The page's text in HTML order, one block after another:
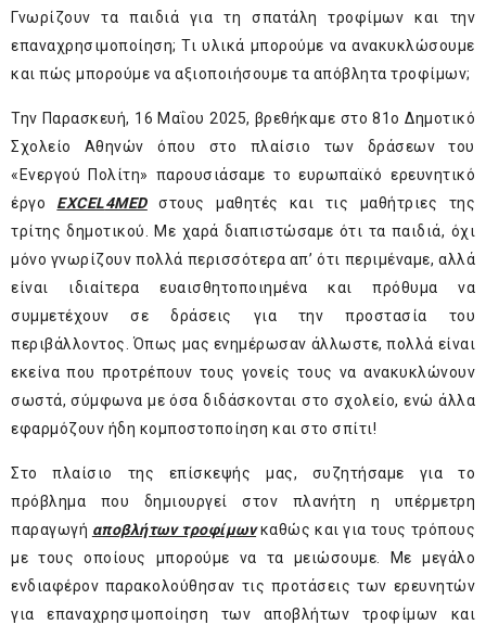
Γνωρίζουν τα παιδιά για τη σπατάλη τροφίμων και την
επαναχρησιμοποίηση; Τι υλικά μπορούμε να ανακυκλώσουμε
και πώς μπορούμε να αξιοποιήσουμε τα απόβλητα τροφίμων;
Την Παρασκευή, 16 Μαΐου 2025, βρεθήκαμε στο 81ο Δημοτικό
Σχολείο Αθηνών όπου στο πλαίσιο των δράσεων του
«Ενεργού Πολίτη» παρουσιάσαμε το ευρωπαϊκό ερευνητικό
έργο EXCEL4MED
στους μαθητές και τις μαθήτριες της
τρίτης δημοτικού. Με χαρά διαπιστώσαμε ότι τα παιδιά, όχι
μόνο γνωρίζουν πολλά περισσότερα απ’ ότι περιμέναμε, αλλά
είναι ιδιαίτερα ευαισθητοποιημένα και πρόθυμα να
συμμετέχουν σε δράσεις για την προστασία του
περιβάλλοντος. Όπως μας ενημέρωσαν άλλωστε, πολλά είναι
εκείνα που προτρέπουν τους γονείς τους να ανακυκλώνουν
σωστά, σύμφωνα με όσα διδάσκονται στο σχολείο, ενώ άλλα
εφαρμόζουν ήδη κομποστοποίηση και στο σπίτι!
Στο πλαίσιο της επίσκεψής μας, συζητήσαμε για το
πρόβλημα που δημιουργεί στον πλανήτη η υπέρμετρη
παραγωγή αποβλήτων τροφίμωνκαθώς και για τους τρόπους
με τους οποίους μπορούμε να τα μειώσουμε. Με μεγάλο
ενδιαφέρον παρακολούθησαν τις προτάσεις των ερευνητών
για επαναχρησιμοποίηση των αποβλήτων τροφίμων και